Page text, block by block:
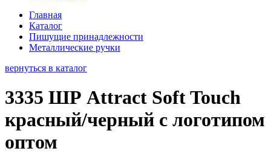
Главная
Каталог
Пишущие принадлежности
Металлические ручки
вернуться в каталог
3335 ШР Attract Soft Touch
красный/черный с логотипом
оптом